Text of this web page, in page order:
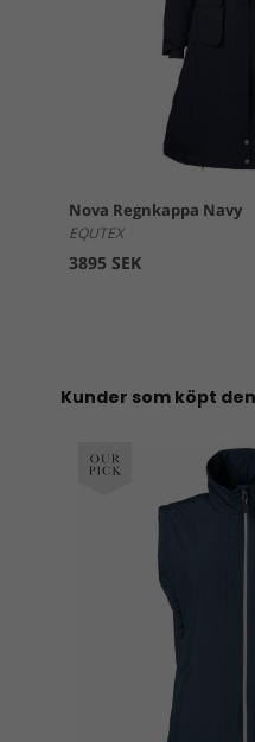
Nova Regnkappa Navy
EQUTEX
3895 SEK
Kunder som köpt